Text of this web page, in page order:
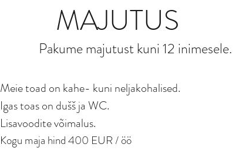
MAJUTUS
Pakume majutust kuni 12 inimesele.
Meie toad on kahe- kuni neljakohalised.
Igas toas on dušš ja WC.
Lisavoodite võimalus.
Kogu maja hind 400 EUR / öö